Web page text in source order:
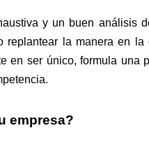
y un buen análisis
replantear la manera en
en ser único, formula una
empresa?